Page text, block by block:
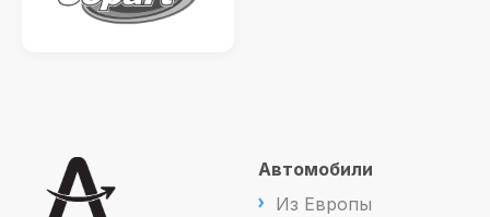
Автомобили
Из Европы